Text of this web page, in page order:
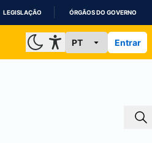
LEGISLAÇÃO ÓRGÃOS DO GOVERNO
Entrar